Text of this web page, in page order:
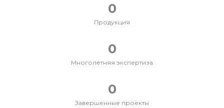
Продукция
0
Многолетняя экспертиза
0
Завершенные проекты
0